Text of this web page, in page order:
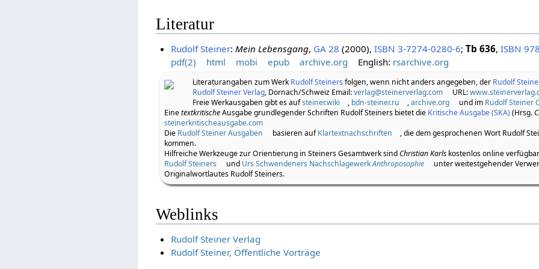
Literatur
Rudolf Steiner: Mein Lebensgang, GA 28 (2000), ISBN 3-7274-0280-6; Tb 636, ISBN
pdf(2)
html mobi epub archive.org English: rsarchive.org
Literaturangaben zum WerkRudolf Steinersfolgen, wenn nicht anders angegeben, der Rudolf
Rudolf Steiner Verlag, Dornach/Schweiz Email:verlag@steinerverlag.com URL:
Freie Werkausgaben gibt es aufsteiner.wiki , bdn-steiner.ru ,archive.org und im Rudolf Steiner
EinetextkritischeAusgabe grundlegender Schriften Rudolf Steiners bietet die Kritische Ausgabe (SKA)(Hrsg.
steinerkritischeausgabe.com
Die Rudolf Steiner Ausgaben basieren aufKlartextnachschriften
, die dem gesprochenen Wort Rudolf
kommen.
Hilfreiche Werkzeuge zur Orientierung in Steiners Gesamtwerk sindChristian Karls kostenlos online
Rudolf Steiners
und Urs Schwendeners NachschlagewerkAnthroposophie
unter weitestgehender
Originalwortlautes Rudolf Steiners.
Weblinks
Rudolf Steiner Verlag
Rudolf Steiner, Öffentliche Vorträge